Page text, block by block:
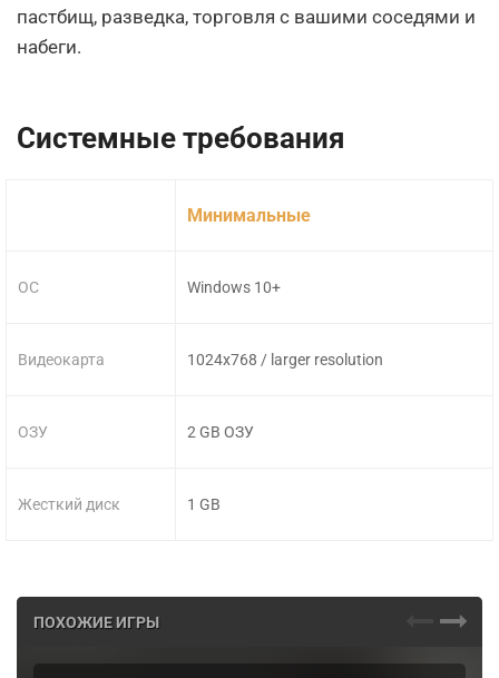
пастбищ, разведка, торговля с вашими соседями и
набеги.
Системные требования
ОС
Видеокарта
ОЗУ
Жесткий диск
Минимальные
Windows 10+
1024x768 / larger resolution
2 GB ОЗУ
1 GB
ПОХОЖИЕ ИГРЫ